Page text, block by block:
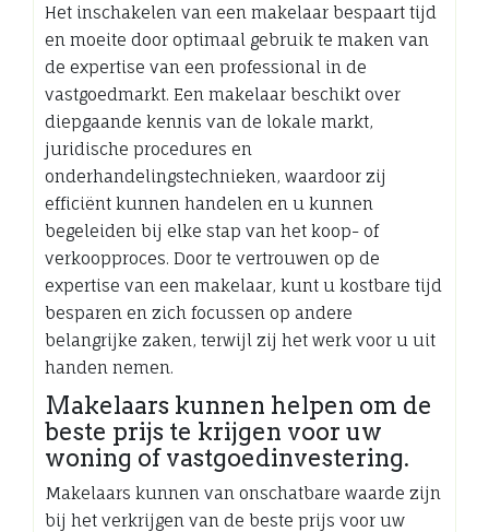
Het inschakelen van een makelaar bespaart tijd
en moeite door optimaal gebruik te maken van
de expertise van een professional in de
vastgoedmarkt. Een makelaar beschikt over
diepgaande kennis van de lokale markt,
juridische procedures en
onderhandelingstechnieken, waardoor zij
efficiënt kunnen handelen en u kunnen
begeleiden bij elke stap van het koop- of
verkoopproces. Door te vertrouwen op de
expertise van een makelaar, kunt u kostbare tijd
besparen en zich focussen op andere
belangrijke zaken, terwijl zij het werk voor u uit
handen nemen.
Makelaars kunnen helpen om de
beste prijs te krijgen voor uw
woning of vastgoedinvestering.
Makelaars kunnen van onschatbare waarde zijn
bij het verkrijgen van de beste prijs voor uw